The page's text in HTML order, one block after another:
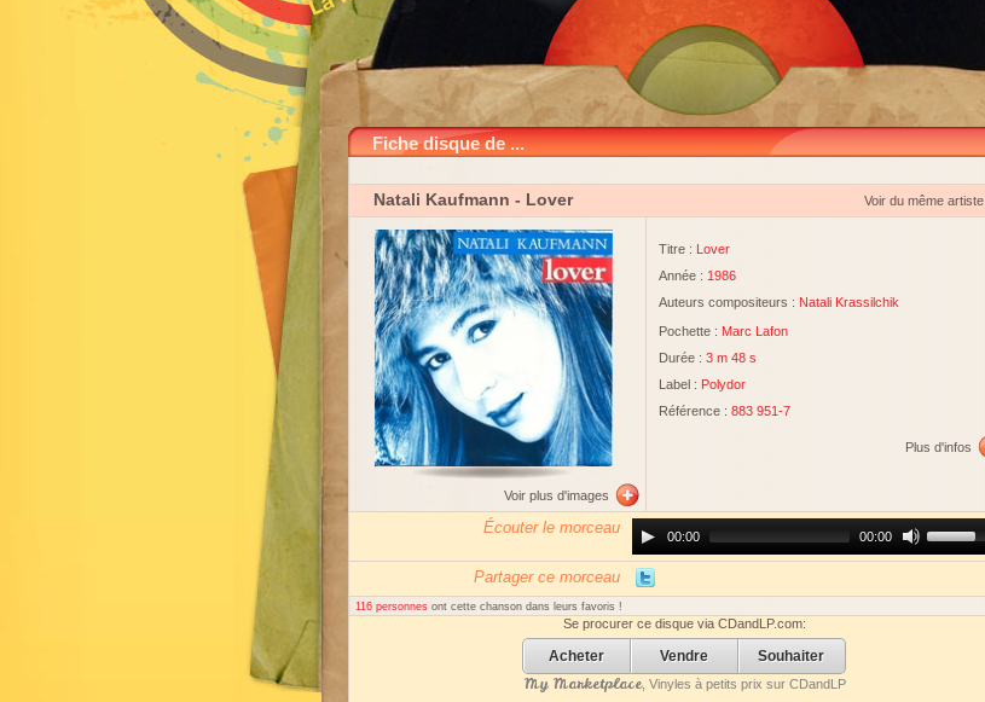
Fiche disque de ...
Natali Kaufmann - Lover Voir du même artiste
Voir plus d'images
Titre : Lover
Année : 1986
Auteurs compositeurs : Natali Krassilchik
Pochette : Marc Lafon
Durée : 3 m 48 s
Label : Polydor
Référence : 883 951-7
Plus d'infos
Écouter le morceau
Player00:00 00:00
Up/Down
Arrow
increase
or
Partager ce morceau
116 personnes ont cette chanson dans leurs favoris !
Se procurer ce disque via CDandLP.com:
Acheter Vendre Souhaiter
My Marketplace, Vinyles à petits prix sur CDandLP